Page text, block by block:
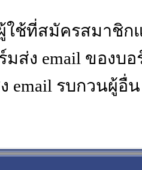
ใช้ที่สมัครสมาชิก
มส่ง email ของ
email รบกวนผู้อื่